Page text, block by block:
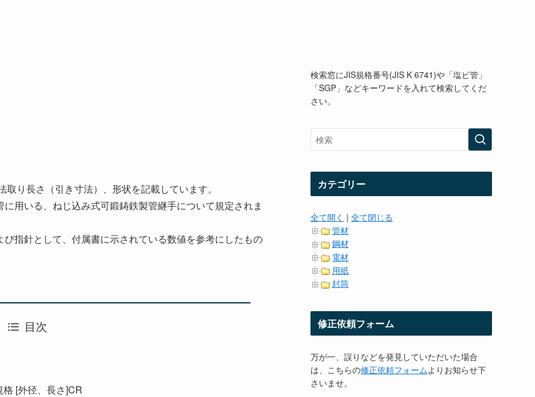
り長さ（引き寸法）、形状を記載しています。
用いる、ねじ込み式可鍛鋳鉄製管継手について規定されま
指針として、付属書に示されている数値を参考にしたもの
目次
[外径、長さ]CR
検索窓にJIS規格番号(JIS K 6741)や「塩ビ管」
「SGP」などキーワードを入れて検索してくだ
さい。
カテゴリー
全て開く | 全て閉じる
管材
鋼材
電材
用紙
封筒
修正依頼フォーム
万が一、誤りなどを発見していただいた場合
は、こちらの修正依頼フォームよりお知らせ下
さいませ。